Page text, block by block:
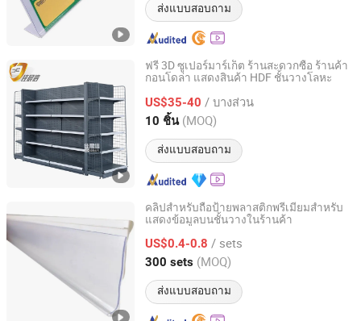
ส่งแบบสอบถาม
ฟรี 3D ซูเปอร์มาร์เก็ต ร้านสะดวกซื้อ ร้านค้า
กอนโดล่า แสดงสินค้า HDF ชั้นวางโลหะ
US$35-40 / บางส่วน
10 ชิ้น (MOQ)
ส่งแบบสอบถาม
QingDao JiaChenXin Metal Products Co., Ltd.
Shandong, China อัตราจาก 2025
คลิปสำหรับถือป้ายพลาสติกพรีเมียมสำหรับ
แสดงข้อมูลบนชั้นวางในร้านค้า
US$0.4-0.8 / sets
300 sets (MOQ)
ส่งแบบสอบถาม
Shanghai Aolan Plastic Products Co., Ltd.
Zhejiang, China อัตราจาก 2025